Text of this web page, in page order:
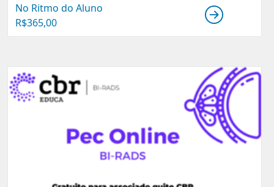
No Ritmo do Aluno
R$365,00